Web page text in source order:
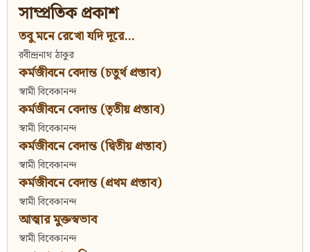
সাম্প্রতিক প্রকাশ
তবু মনে রেখো যদি দূরে...
রবীন্দ্রনাথ ঠাকুর
কর্মজীবনে বেদান্ত (চতুর্থ প্রস্তাব)
স্বামী বিবেকানন্দ
কর্মজীবনে বেদান্ত (তৃতীয় প্রস্তাব)
স্বামী বিবেকানন্দ
কর্মজীবনে বেদান্ত (দ্বিতীয় প্রস্তাব)
স্বামী বিবেকানন্দ
কর্মজীবনে বেদান্ত (প্রথম প্রস্তাব)
স্বামী বিবেকানন্দ
আত্মার মুক্তস্বভাব
স্বামী বিবেকানন্দ